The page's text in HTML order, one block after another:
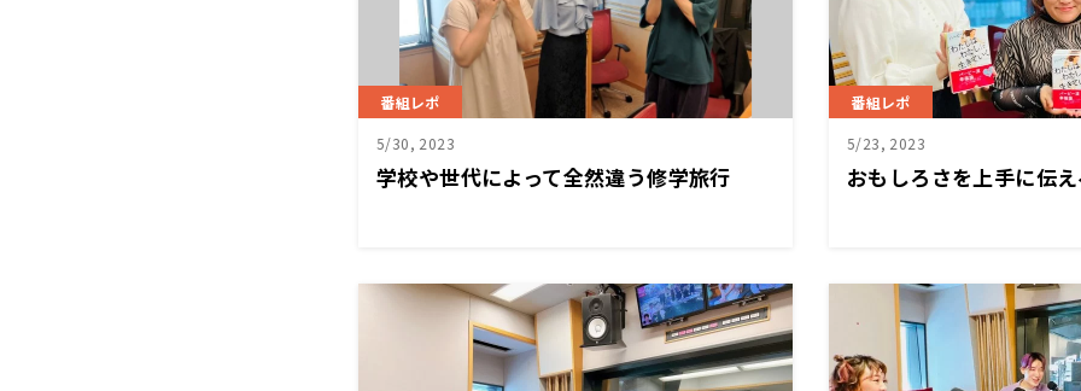
番組レポ
5/30, 2023
学校や世代によって全然違う修学旅行
番組レポ
5/23, 2023
おもしろさを上手に伝